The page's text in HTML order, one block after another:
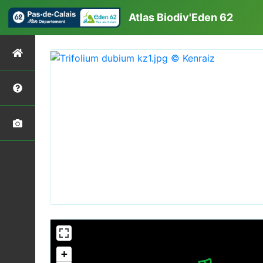
Atlas Biodiv'Eden 62
+